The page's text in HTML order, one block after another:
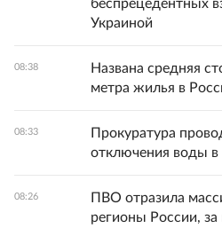
беспрецедентных
Украиной
08:38
Названа средняя
метра жилья в
08:33
Прокуратура
отключения воды в
08:26
ПВО отразила
регионы России,